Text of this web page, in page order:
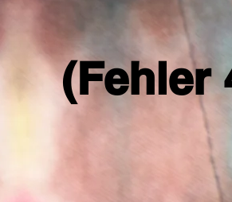
(Fehler